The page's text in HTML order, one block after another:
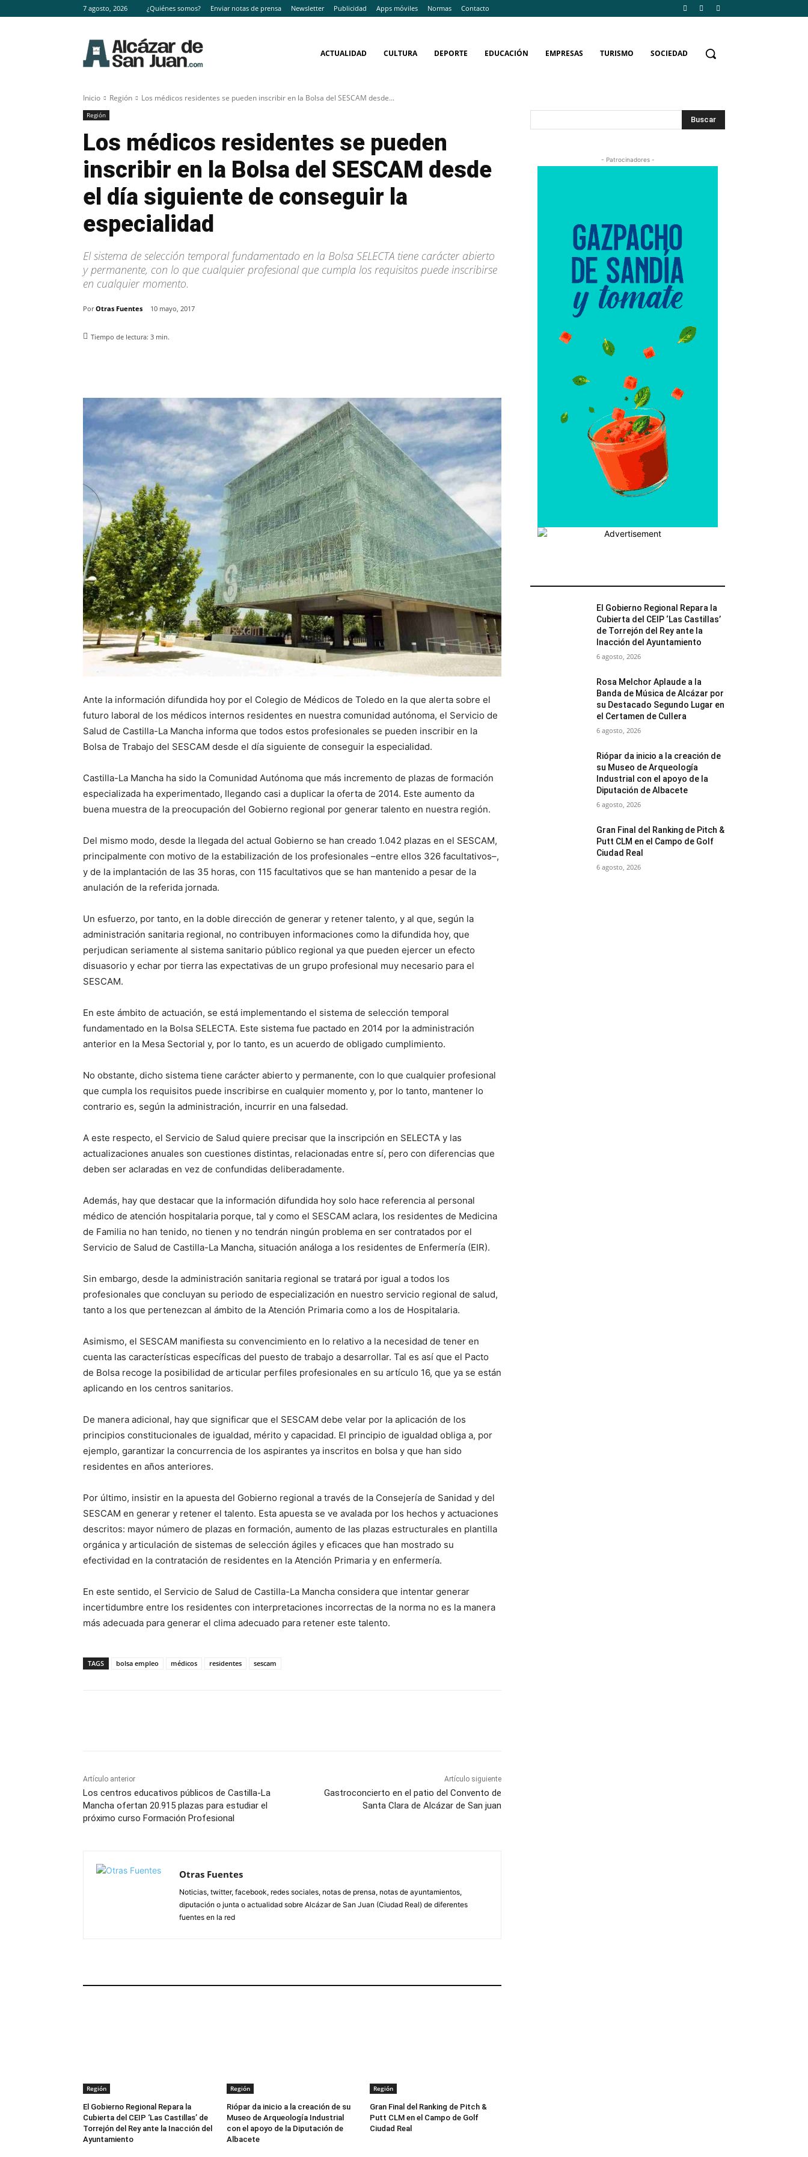
7 agosto, 2026 ¿Quiénes somos? Enviar notas de prensa Newsletter Publicidad Apps móviles Normas Contacto
ACTUALIDAD CULTURA DEPORTE EDUCACIÓN EMPRESAS TURISMO SOCIEDAD
Inicio Región Los médicos residentes se pueden inscribir en la Bolsa del SESCAM desde...
Región
Los médicos residentes se pueden
inscribir en la Bolsa del SESCAM desde
el día siguiente de conseguir la
especialidad
El sistema de selección temporal fundamentado en la Bolsa SELECTA tiene carácter abierto
y permanente, con lo que cualquier profesional que cumpla los requisitos puede inscribirse
en cualquier momento.
Por Otras Fuentes 10 mayo, 2017
Tiempo de lectura: 3 min.
Ante la información difundida hoy por el Colegio de Médicos de Toledo en la que alerta sobre el
futuro laboral de los médicos internos residentes en nuestra comunidad autónoma, el Servicio de
Salud de Castilla-La Mancha informa que todos estos profesionales se pueden inscribir en la
Bolsa de Trabajo del SESCAM desde el día siguiente de conseguir la especialidad.
Castilla-La Mancha ha sido la Comunidad Autónoma que más incremento de plazas de formación
especializada ha experimentado, llegando casi a duplicar la oferta de 2014. Este aumento da
buena muestra de la preocupación del Gobierno regional por generar talento en nuestra región.
Del mismo modo, desde la llegada del actual Gobierno se han creado 1.042 plazas en el SESCAM,
principalmente con motivo de la estabilización de los profesionales –entre ellos 326 facultativos–,
y de la implantación de las 35 horas, con 115 facultativos que se han mantenido a pesar de la
anulación de la referida jornada.
Un esfuerzo, por tanto, en la doble dirección de generar y retener talento, y al que, según la
administración sanitaria regional, no contribuyen informaciones como la difundida hoy, que
perjudican seriamente al sistema sanitario público regional ya que pueden ejercer un efecto
disuasorio y echar por tierra las expectativas de un grupo profesional muy necesario para el
SESCAM.
En este ámbito de actuación, se está implementando el sistema de selección temporal
fundamentado en la Bolsa SELECTA. Este sistema fue pactado en 2014 por la administración
anterior en la Mesa Sectorial y, por lo tanto, es un acuerdo de obligado cumplimiento.
No obstante, dicho sistema tiene carácter abierto y permanente, con lo que cualquier profesional
que cumpla los requisitos puede inscribirse en cualquier momento y, por lo tanto, mantener lo
contrario es, según la administración, incurrir en una falsedad.
A este respecto, el Servicio de Salud quiere precisar que la inscripción en SELECTA y las
actualizaciones anuales son cuestiones distintas, relacionadas entre sí, pero con diferencias que
deben ser aclaradas en vez de confundidas deliberadamente.
Además, hay que destacar que la información difundida hoy solo hace referencia al personal
médico de atención hospitalaria porque, tal y como el SESCAM aclara, los residentes de Medicina
de Familia no han tenido, no tienen y no tendrán ningún problema en ser contratados por el
Servicio de Salud de Castilla-La Mancha, situación análoga a los residentes de Enfermería (EIR).
Sin embargo, desde la administración sanitaria regional se tratará por igual a todos los
profesionales que concluyan su periodo de especialización en nuestro servicio regional de salud,
tanto a los que pertenezcan al ámbito de la Atención Primaria como a los de Hospitalaria.
Asimismo, el SESCAM manifiesta su convencimiento en lo relativo a la necesidad de tener en
cuenta las características específicas del puesto de trabajo a desarrollar. Tal es así que el Pacto
de Bolsa recoge la posibilidad de articular perfiles profesionales en su artículo 16, que ya se están
aplicando en los centros sanitarios.
De manera adicional, hay que significar que el SESCAM debe velar por la aplicación de los
principios constitucionales de igualdad, mérito y capacidad. El principio de igualdad obliga a, por
ejemplo, garantizar la concurrencia de los aspirantes ya inscritos en bolsa y que han sido
residentes en años anteriores.
Por último, insistir en la apuesta del Gobierno regional a través de la Consejería de Sanidad y del
SESCAM en generar y retener el talento. Esta apuesta se ve avalada por los hechos y actuaciones
descritos: mayor número de plazas en formación, aumento de las plazas estructurales en plantilla
orgánica y articulación de sistemas de selección ágiles y eficaces que han mostrado su
efectividad en la contratación de residentes en la Atención Primaria y en enfermería.
En este sentido, el Servicio de Salud de Castilla-La Mancha considera que intentar generar
incertidumbre entre los residentes con interpretaciones incorrectas de la norma no es la manera
más adecuada para generar el clima adecuado para retener este talento.
TAGS bolsa empleo médicos residentes sescam
Artículo anterior
Los centros educativos públicos de Castilla-La
Mancha ofertan 20.915 plazas para estudiar el
próximo curso Formación Profesional
Artículo siguiente
Gastroconcierto en el patio del Convento de
Santa Clara de Alcázar de San juan
Otras Fuentes
Noticias, twitter, facebook, redes sociales, notas de prensa, notas de ayuntamientos,
diputación o junta o actualidad sobre Alcázar de San Juan (Ciudad Real) de diferentes
fuentes en la red
Región
El Gobierno Regional Repara la
Cubierta del CEIP ‘Las Castillas’ de
Torrejón del Rey ante la Inacción del
Ayuntamiento
Región
Riópar da inicio a la creación de su
Museo de Arqueología Industrial
con el apoyo de la Diputación de
Albacete
Región
Gran Final del Ranking de Pitch &
Putt CLM en el Campo de Golf
Ciudad Real
Buscar
- Patrocinadores -
El Gobierno Regional Repara la
Cubierta del CEIP ‘Las Castillas’
de Torrejón del Rey ante la
Inacción del Ayuntamiento
6 agosto, 2026
Rosa Melchor Aplaude a la
Banda de Música de Alcázar por
su Destacado Segundo Lugar en
el Certamen de Cullera
6 agosto, 2026
Riópar da inicio a la creación de
su Museo de Arqueología
Industrial con el apoyo de la
Diputación de Albacete
6 agosto, 2026
Gran Final del Ranking de Pitch &
Putt CLM en el Campo de Golf
Ciudad Real
6 agosto, 2026